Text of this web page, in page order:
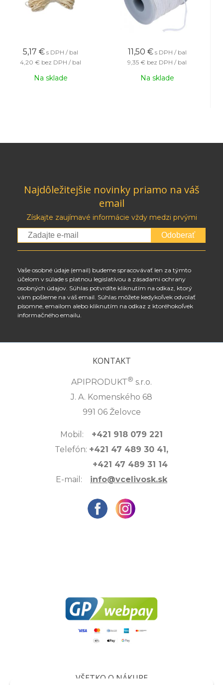
5,17 € s DPH / bal
4,20 € bez DPH / bal
Na sklade
11,50 € s DPH / bal
9,35 € bez DPH / bal
Na sklade
Najdôležitejšie novinky priamo na váš
email
Získajte zaujímavé informácie vždy medzi prvými
Odoberať
Vaše osobné údaje (email) budeme spracovávať len za týmto
účelom v súlade s platnou legislatívou a zásadami ochrany
osobných údajov. Súhlas potvrdíte kliknutím na odkaz, ktorý
vám pošleme na váš email. Súhlas môžete kedykoľvek odvolať
písomne, emailom alebo kliknutím na odkaz z ktoréhokoľvek
informačného emailu.
KONTAKT
APIPRODUKT® s.r.o.
J. A. Komenského 68
991 06 Želovce
Mobil: +421 918 079 221
Telefón: +421 47 489 30 41,
+421 47 489 31 14
E-mail: info@vcelivosk.sk
VŠETKO O NÁKUPE